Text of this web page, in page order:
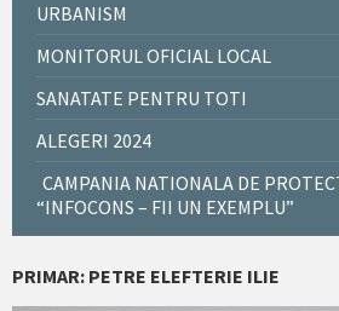
URBANISM
MONITORUL OFICIAL LOCAL
SANATATE PENTRU TOTI
ALEGERI 2024
CAMPANIA NATIONALA DE
“INFOCONS – FII UN EXEMPLU”
PRIMAR: PETRE ELEFTERIE ILIE